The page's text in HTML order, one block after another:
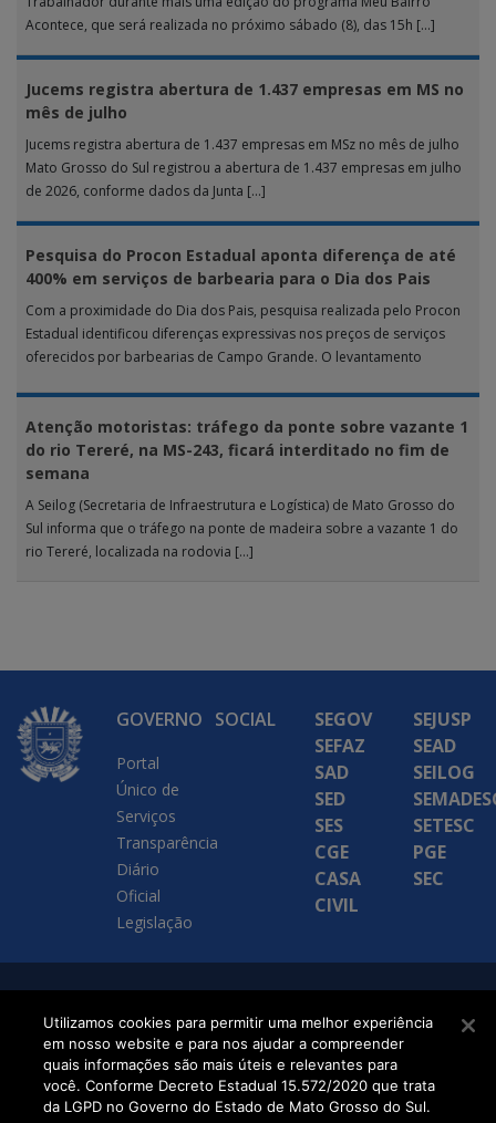
Acontece, que será realizada no próximo sábado (8), das 15h […]
Jucems registra abertura de 1.437 empresas em MS no
mês de julho
Jucems registra abertura de 1.437 empresas em MSz no mês de julho
Mato Grosso do Sul registrou a abertura de 1.437 empresas em julho
de 2026, conforme dados da Junta […]
Pesquisa do Procon Estadual aponta diferença de até
400% em serviços de barbearia para o Dia dos Pais
Com a proximidade do Dia dos Pais, pesquisa realizada pelo Procon
Estadual identificou diferenças expressivas nos preços de serviços
oferecidos por barbearias de Campo Grande. O levantamento
Atenção motoristas: tráfego da ponte sobre vazante 1
do rio Tereré, na MS-243, ficará interditado no fim de
semana
A Seilog (Secretaria de Infraestrutura e Logística) de Mato Grosso do
Sul informa que o tráfego na ponte de madeira sobre a vazante 1 do
rio Tereré, localizada na rodovia […]
GOVERNO
Portal
Único de
Serviços
Transparência
Diário
Oficial
Legislação
SOCIAL
SEGOV
SEFAZ
SAD
SED
SES
CGE
CASA
CIVIL
SEJUSP
SEAD
SEILOG
SETESC
PGE
SEC
Executiva de
Transformação Digital
Utilizamos cookies para permitir uma melhor experiência
em nosso website e para nos ajudar a compreender
quais informações são mais úteis e relevantes para
você. Conforme Decreto Estadual 15.572/2020 que trata
da LGPD no Governo do Estado de Mato Grosso do Sul.